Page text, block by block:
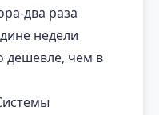
два раза
недели
дешевле, чем в